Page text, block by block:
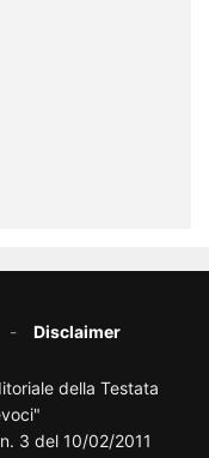
Disclaimer
della Testata
3 del 10/02/2011